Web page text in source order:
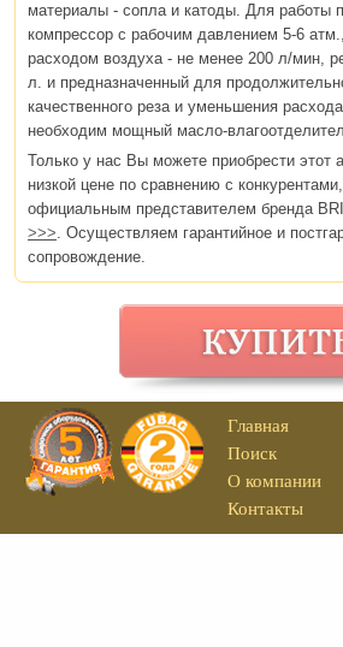
материалы - сопла и катоды. Для работы
компрессор с рабочим давлением 5-6
расходом воздуха - не менее 200 л/мин,
л. и предназначенный для
качественного реза и уменьшения
необходим мощный масло-
Только у нас Вы можете приобрести этот
низкой цене по сравнению с
официальным представителем бренда
>>>. Осуществляем гарантийное и
сопровождение.
Главная
Поиск
О компании
Контакты